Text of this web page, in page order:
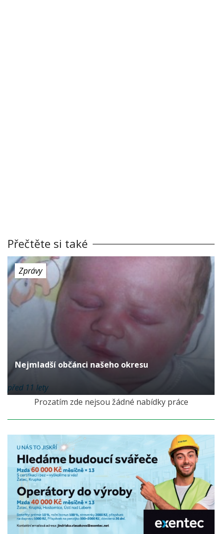
Přečtěte si také
Zprávy
Nejmladší občánci našeho okresu
před 11 lety
Prozatím zde nejsou žádné nabídky práce